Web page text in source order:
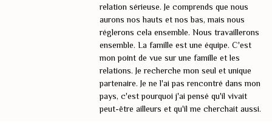
relation sérieuse. Je comprends que nous
aurons nos hauts et nos bas, mais nous
réglerons cela ensemble. Nous travaillerons
ensemble. La famille est une équipe. C'est
mon point de vue sur une famille et les
relations. Je recherche mon seul et unique
partenaire. Je ne l'ai pas rencontré dans mon
pays, c'est pourquoi j'ai pensé qu'il vivait
peut-être ailleurs et qu'il me cherchait aussi.